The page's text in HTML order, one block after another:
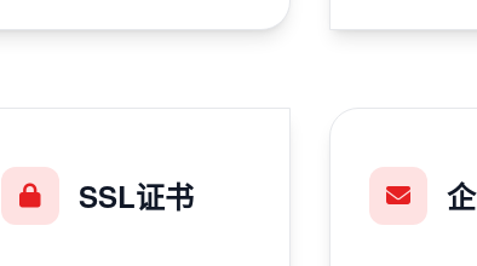
SSL证书